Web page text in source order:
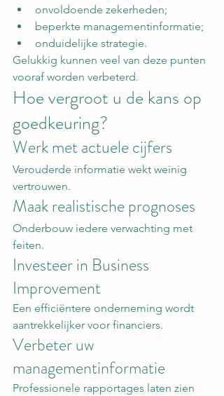
onvoldoende zekerheden;
beperkte managementinformatie;
onduidelijke strategie.
Gelukkig kunnen veel van deze punten
vooraf worden verbeterd.
Hoe vergroot u de kans op
goedkeuring?
Werk met actuele cijfers
Verouderde informatie wekt weinig
vertrouwen.
Maak realistische prognoses
Onderbouw iedere verwachting met
feiten.
Investeer in Business
Improvement
Een efficiëntere onderneming wordt
aantrekkelijker voor financiers.
Verbeter uw
managementinformatie
Professionele rapportages laten zien